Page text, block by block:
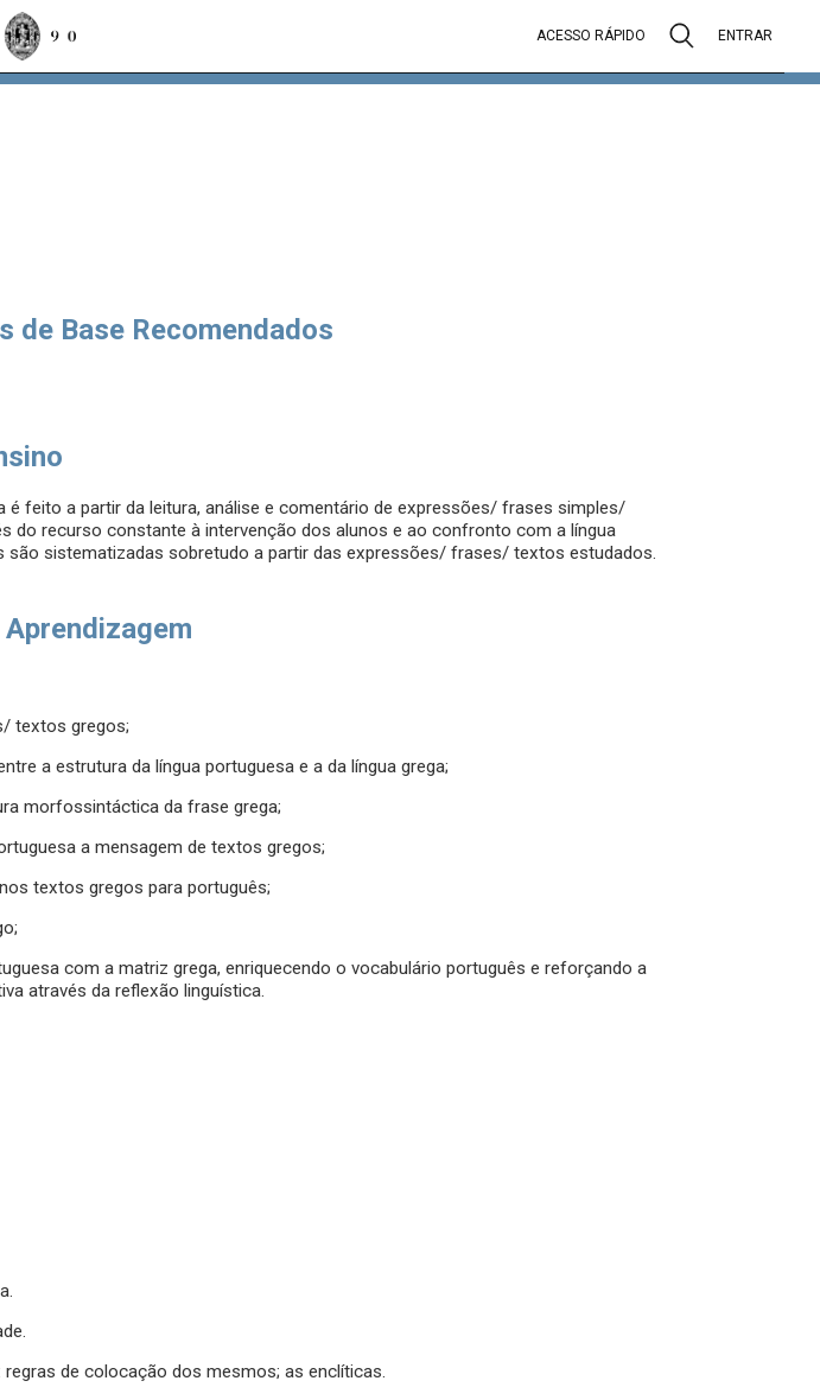
ACESSO RÁPIDO ENTRAR
de Base Recomendados
é feito a partir da leitura, análise e comentário de expressões/ frases simples/
do recurso constante à intervenção dos alunos e ao confronto com a língua
são sistematizadas sobretudo a partir das expressões/ frases/ textos estudados.
textos gregos;
a estrutura da língua portuguesa e a da língua grega;
morfossintáctica da frase grega;
a mensagem de textos gregos;
textos gregos para português;
com a matriz grega, enriquecendo o vocabulário português e reforçando a
através da reflexão linguística.
de colocação dos mesmos; as enclíticas.